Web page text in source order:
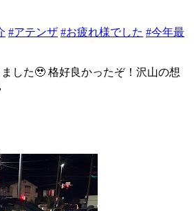
#アテンザ #お疲れ様でした #今年最
した🥹 格好良かったぞ！沢山の想